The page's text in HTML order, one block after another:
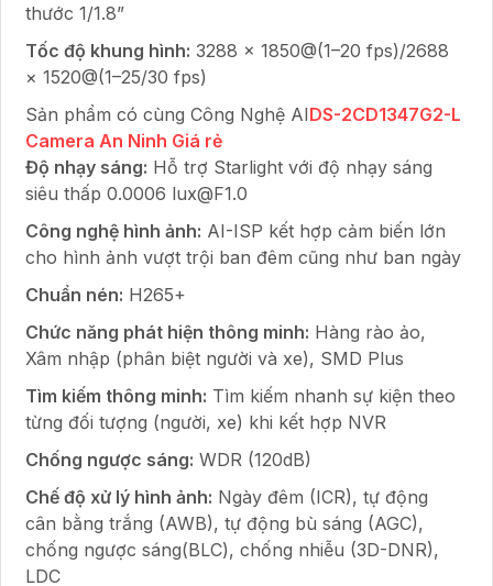
thước 1/1.8”
Tốc độ khung hình: 3288 × 1850@(1–20 fps)/2688
× 1520@(1–25/30 fps)
Sản phẩm có cùng Công Nghệ AIDS-2CD1347G2-L
Camera An Ninh Giá rẻ
Độ nhạy sáng: Hỗ trợ Starlight với độ nhạy sáng
siêu thấp 0.0006 lux@F1.0
Công nghệ hình ảnh: AI-ISP kết hợp cảm biến lớn
cho hình ảnh vượt trội ban đêm cũng như ban ngày
Chuẩn nén: H265+
Chức năng phát hiện thông minh: Hàng rào ảo,
Xâm nhập (phân biệt người và xe), SMD Plus
Tìm kiếm thông minh: Tìm kiếm nhanh sự kiện theo
từng đối tượng (người, xe) khi kết hợp NVR
Chống ngược sáng: WDR (120dB)
Chế độ xử lý hình ảnh: Ngày đêm (ICR), tự động
cân bằng trắng (AWB), tự động bù sáng (AGC),
chống ngược sáng(BLC), chống nhiễu (3D-DNR),
LDC